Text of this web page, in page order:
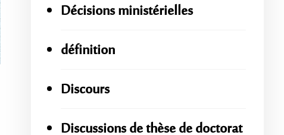
Décisions ministérielles
définition
Discours
Discussions de thèse de doctorat